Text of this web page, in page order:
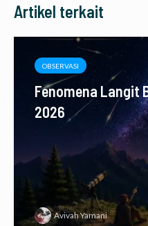
Artikel terkait
OBSERVASI
Fenomena Langit
2026
Avivah Yamani